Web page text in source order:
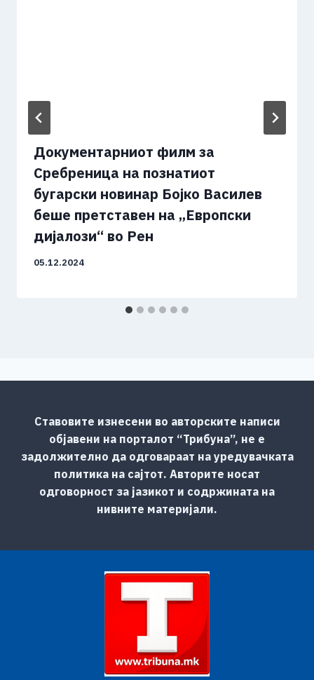
Документарниот филм за
Сребреница на познатиот
бугарски новинар Боjко Василев
беше претставен на „Европски
дијалози“ во Рен
05.12.2024
Ставовите изнесени во авторските написи
објавени на порталот “Трибуна”, не е
задолжително да одговараат на уредувачката
политика на сајтот. Авторите носат
одговорност за јазикот и содржината на
нивните материјали.